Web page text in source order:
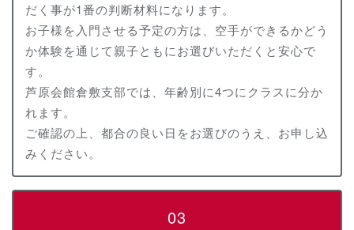
だく事が1番の判断材料になります。
お子様を入門させる予定の方は、空手ができるかどう
か体験を通じて親子ともにお選びいただくと安心で
す。
芦原会館倉敷支部では、年齢別に4つにクラスに分か
れます。
ご確認の上、都合の良い日をお選びのうえ、お申し込
みください。
03